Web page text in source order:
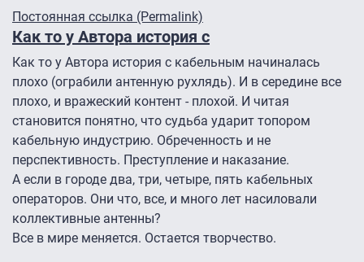
Постоянная ссылка (Permalink)
Как то у Автора история с
Как то у Автора история с кабельным начиналась
плохо (ограбили антенную рухлядь). И в середине все
плохо, и вражеский контент - плохой. И читая
становится понятно, что судьба ударит топором
кабельную индустрию. Обреченность и не
перспективность. Преступление и наказание.
А если в городе два, три, четыре, пять кабельных
операторов. Они что, все, и много лет насиловали
коллективные антенны?
Все в мире меняется. Остается творчество.